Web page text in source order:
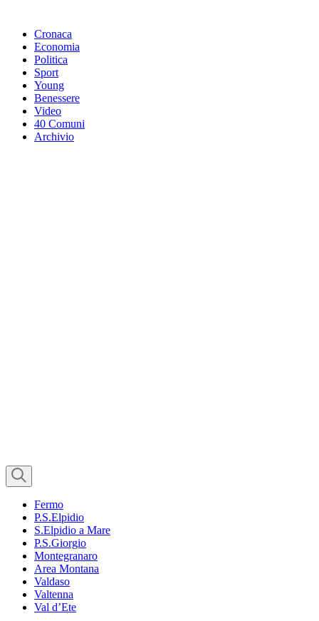
Cronaca
Economia
Politica
Sport
Young
Benessere
Video
40 Comuni
Archivio
Fermo
P.S.Elpidio
S.Elpidio a Mare
P.S.Giorgio
Montegranaro
Area Montana
Valdaso
Valtenna
Val d’Ete